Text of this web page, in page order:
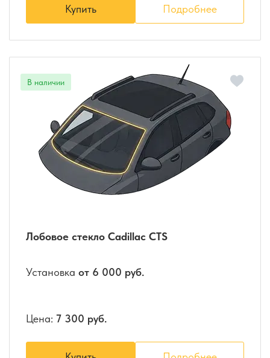
Купить Подробнее
Лобовое стекло Cadillac CTS
Установка от 6 000 руб.
Цена: 7 300 руб.